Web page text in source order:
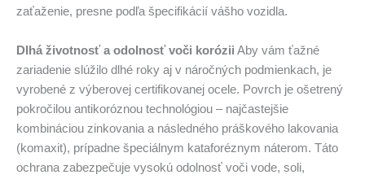
zaťaženie, presne podľa špecifikácií vášho vozidla.
Dlhá životnosť a odolnosť voči korózii Aby vám ťažné
zariadenie slúžilo dlhé roky aj v náročných podmienkach, je
vyrobené z výberovej certifikovanej ocele. Povrch je ošetrený
pokročilou antikoróznou technológiou – najčastejšie
kombináciou zinkovania a následného práškového lakovania
(komaxit), prípadne špeciálnym kataforéznym náterom. Táto
ochrana zabezpečuje vysokú odolnosť voči vode, soli,